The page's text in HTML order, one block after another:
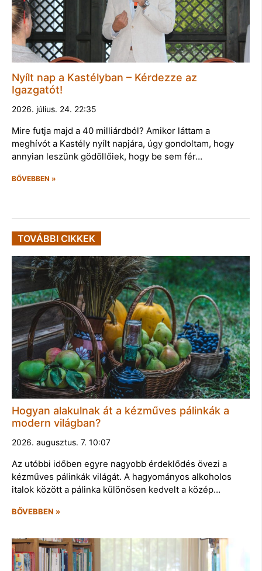
Nyílt nap a Kastélyban – Kérdezze az
Igazgatót!
2026. július. 24. 22:35
Mire futja majd a 40 milliárdból? Amikor láttam a
meghívót a Kastély nyílt napjára, úgy gondoltam, hogy
annyian leszünk gödöllőiek, hogy be sem fér…
BŐVEBBEN »
TOVÁBBI CIKKEK
Hogyan alakulnak át a kézműves pálinkák a
modern világban?
2026. augusztus. 7. 10:07
Az utóbbi időben egyre nagyobb érdeklődés övezi a
kézműves pálinkák világát. A hagyományos alkoholos
italok között a pálinka különösen kedvelt a közép…
BŐVEBBEN »